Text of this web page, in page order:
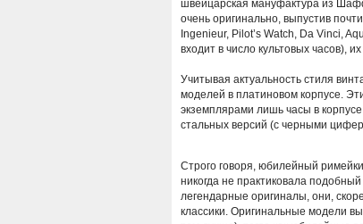
швейцарская мануфактура из
очень оригинально, выпустив
Ingenieur, Pilot’s Watch, Da Vinci,
входит в число культовых часов),
Учитывая актуальность стиля
моделей в платиновом корпусе.
экземплярами лишь часы в
стальных версий (с черными
Строго говоря, юбилейный
никогда не практиковала
легендарные оригиналы, они,
классики. Оригинальные модели